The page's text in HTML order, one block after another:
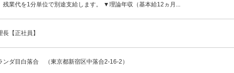
残業代を1分単位で別途支給します。 ▼理論年収（基本給12ヵ月...
長【正社員】
ンダ目白落合 （東京都新宿区中落合2-16-2）